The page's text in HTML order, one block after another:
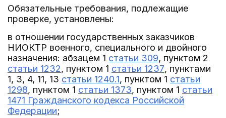
Обязательные требования, подлежащие
проверке, установлены:
в отношении государственных заказчиков
НИОКТР военного, специального и двойного
назначения: абзацем 1 статьи 309, пунктом 2
статьи 1232, пунктом 1 статьи 1237, пунктами
1, 3, 4, 11, 13 статьи 1240.1, пунктом 1 статьи
1298, пунктом 1 статьи 1373, пунктом 1 статьи
1471 Гражданского кодекса Российской
Федерации;